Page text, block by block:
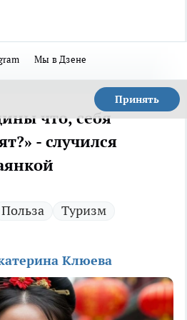
Мы в Дзене
Принять
что, себя
- случился
Польза Туризм
Клюева